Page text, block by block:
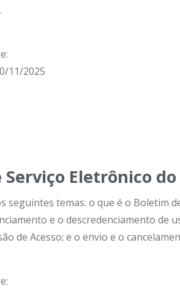
11/2025
Eletrônico
seguintes temas: o que é o Boletim
e o descredenciamento de
de Acesso; e o envio e o